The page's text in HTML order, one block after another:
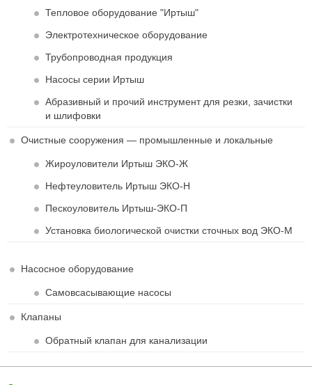
Тепловое оборудование "Иртыш"
Электротехническое оборудование
Трубопроводная продукция
Насосы серии Иртыш
Абразивный и прочий инструмент для резки, зачистки
и шлифовки
Очистные сооружения — промышленные и локальные
Жироуловители Иртыш ЭКО-Ж
Нефтеуловитель Иртыш ЭКО-Н
Пескоуловитель Иртыш-ЭКО-П
Установка биологической очистки сточных вод ЭКО-М
Насосное оборудование
Самовсасывающие насосы
Клапаны
Обратный клапан для канализации